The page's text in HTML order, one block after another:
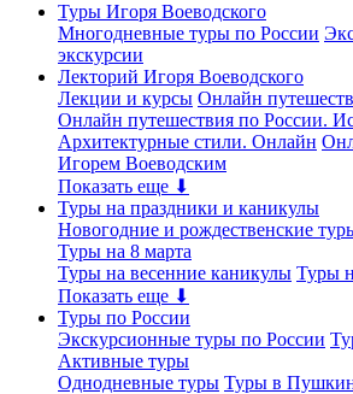
Туры Игоря Воеводского
Многодневные туры по России
экскурсии
Лекторий Игоря Воеводского
Лекции и курсы Онлайн
Онлайн путешествия по России.
Архитектурные стили. Онлайн
Игорем Воеводским
Показать еще ⬇
Туры на праздники и каникулы
Новогодние и рождественские
Туры на 8 марта
Туры на весенние каникулы Туры
Показать еще ⬇
Туры по России
Экскурсионные туры по России
Активные туры
Однодневные туры Туры в